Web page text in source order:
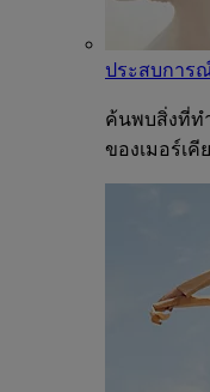
ประสบการ
ค้นพบสิ่งที่ท
ของเมอร์เ